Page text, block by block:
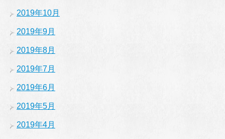
2019年10月
2019年9月
2019年8月
2019年7月
2019年6月
2019年5月
2019年4月